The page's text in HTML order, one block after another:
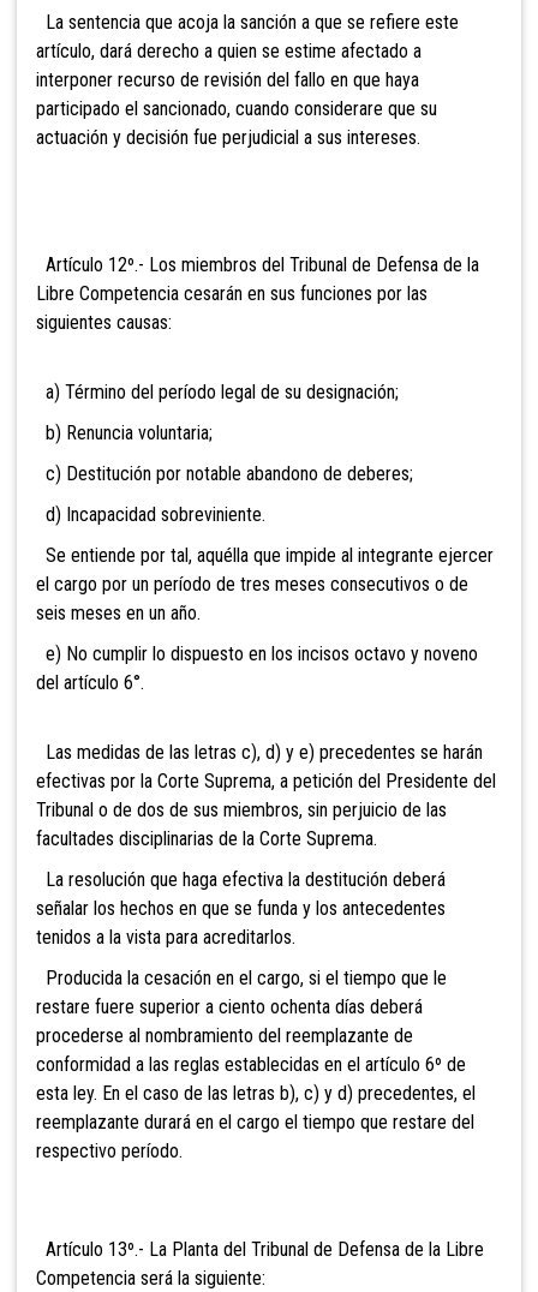
La sentencia que acoja la sanción a que se refiere este
artículo, dará derecho a quien se estime afectado a
interponer recurso de revisión del fallo en que haya
participado el sancionado, cuando considerare que su
actuación y decisión fue perjudicial a sus intereses.
Artículo 12º.- Los miembros del Tribunal de Defensa de la
Libre Competencia cesarán en sus funciones por las
siguientes causas:
a) Término del período legal de su designación;
b) Renuncia voluntaria;
c) Destitución por notable abandono de deberes;
d) Incapacidad sobreviniente.
Se entiende por tal, aquélla que impide al integrante ejercer
el cargo por un período de tres meses consecutivos o de
seis meses en un año.
e) No cumplir lo dispuesto en los incisos octavo y noveno
del artículo 6°.
Las medidas de las letras c), d) y e) precedentes se harán
efectivas por la Corte Suprema, a petición del Presidente del
Tribunal o de dos de sus miembros, sin perjuicio de las
facultades disciplinarias de la Corte Suprema.
La resolución que haga efectiva la destitución deberá
señalar los hechos en que se funda y los antecedentes
tenidos a la vista para acreditarlos.
Producida la cesación en el cargo, si el tiempo que le
restare fuere superior a ciento ochenta días deberá
procederse al nombramiento del reemplazante de
conformidad a las reglas establecidas en el artículo 6º de
esta ley. En el caso de las letras b), c) y d) precedentes, el
reemplazante durará en el cargo el tiempo que restare del
respectivo período.
Artículo 13º.- La Planta del Tribunal de Defensa de la Libre
Competencia será la siguiente: